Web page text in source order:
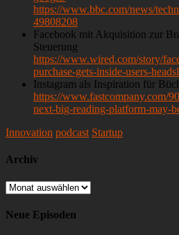
https://www.bbc.com/news/
49808208
Facebook mit Akquisition zur
Steuerung
https://www.wired.com/story/
purchase-gets-inside-users-
Instagram als Inspiration für
https://www.fastcompany.com/
next-big-reading-platform-may-
Innovation podcast Startup
Archiv
Archiv
Neue Episoden